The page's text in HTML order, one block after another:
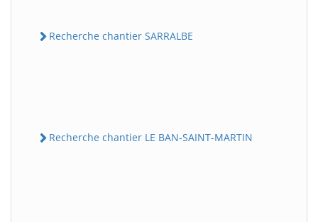
Recherche chantier SARRALBE
Recherche chantier LE BAN-SAINT-MARTIN